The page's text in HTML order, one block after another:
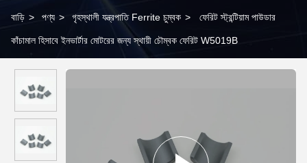
বাড়ি > পণ্য > গৃহস্থালী যন্ত্রপাতি Ferrite চুম্বক > ফেরিট স্ট্রন্টিয়াম পাউডার
কাঁচামাল হিসাবে ইনভার্টার মোটরের জন্য স্থায়ী চৌম্বক ফেরিট W5019B